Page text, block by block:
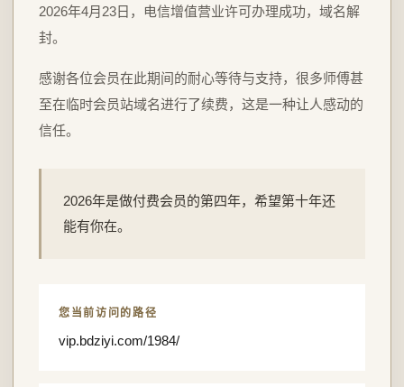
2026年4月23日，电信增值营业许可办理成功，域名解
封。
感谢各位会员在此期间的耐心等待与支持，很多师傅甚
至在临时会员站域名进行了续费，这是一种让人感动的
信任。
2026年是做付费会员的第四年，希望第十年还
能有你在。
您当前访问的路径
vip.bdziyi.com/1984/